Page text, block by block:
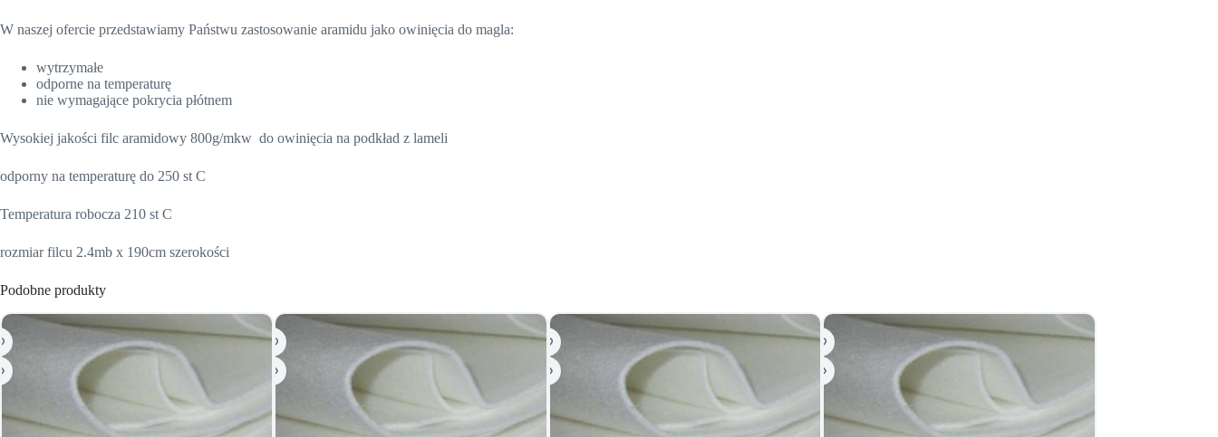
W naszej ofercie przedstawiamy Państwu zastosowanie aramidu jako owinięcia do magla:
wytrzymałe
odporne na temperaturę
nie wymagające pokrycia płótnem
Wysokiej jakości filc aramidowy 800g/mkw do owinięcia na podkład z lameli
odporny na temperaturę do 250 st C
Temperatura robocza 210 st C
rozmiar filcu 2.4mb x 190cm szerokości
Podobne produkty